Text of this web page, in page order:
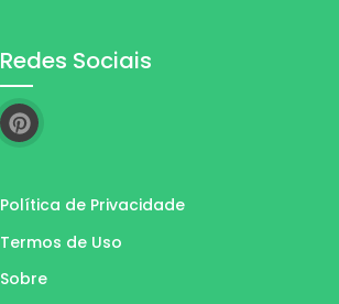
Redes Sociais
Política de Privacidade
Termos de Uso
Sobre